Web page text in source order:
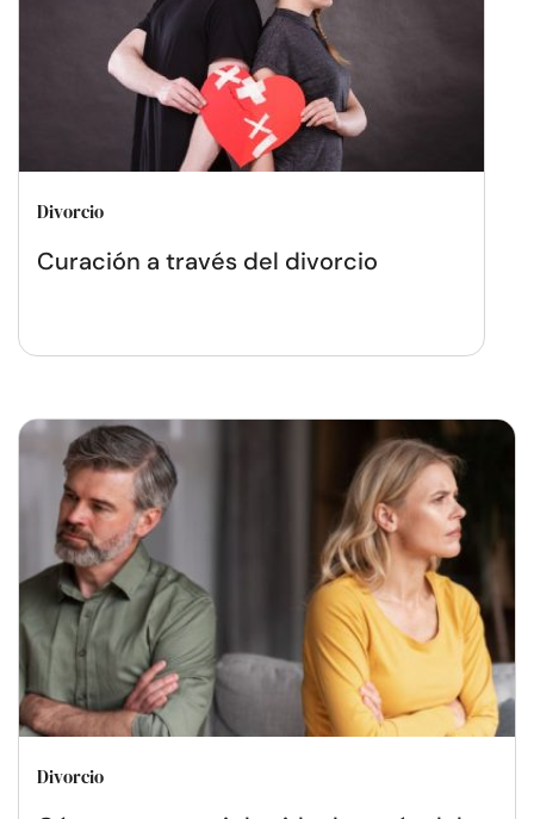
Divorcio
Curación a través del divorcio
Divorcio